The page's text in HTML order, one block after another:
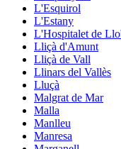
L'Esquirol
L'Estany
L'Hospitalet de
Lliçà d'Amunt
Lliçà de Vall
Llinars del Vallès
Lluçà
Malgrat de Mar
Malla
Manlleu
Manresa